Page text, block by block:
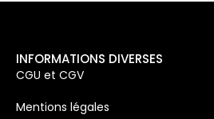
INFORMATIONS DIVERSES
CGU et CGV
Mentions légales